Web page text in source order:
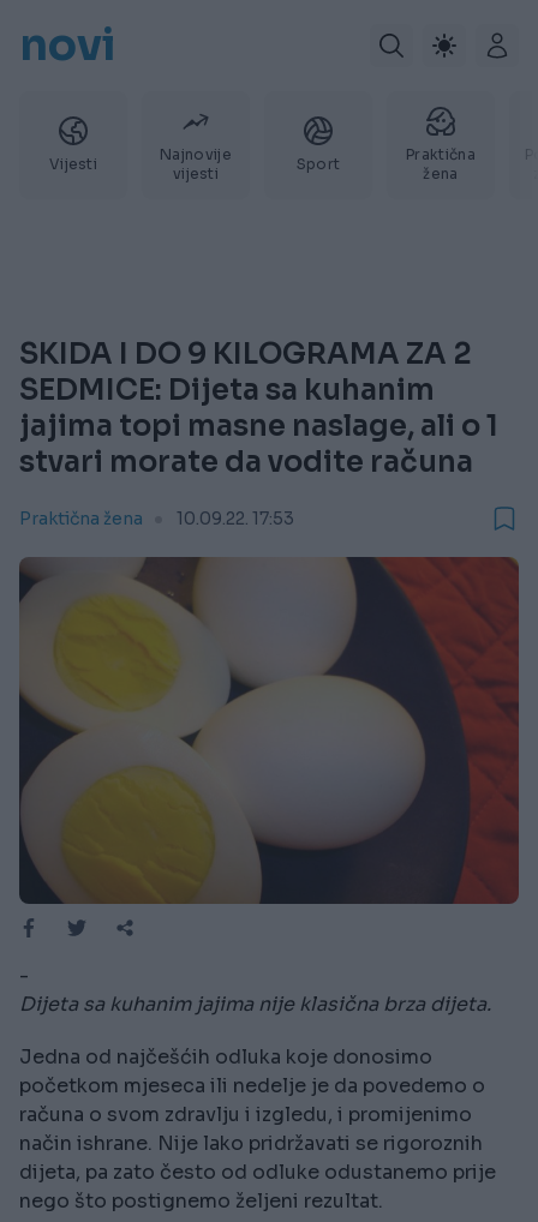
novi
Vijesti
Najnovije
vijesti
Sport
Praktična
žena
SKIDA I DO 9 KILOGRAMA ZA 2
SEDMICE: Dijeta sa kuhanim
jajima topi masne naslage, ali o 1
stvari morate da vodite računa
Praktična žena 10.09.22. 17:53
-
Dijeta sa kuhanim jajima nije klasična brza dijeta.
Jedna od najčešćih odluka koje donosimo
početkom mjeseca ili nedelje je da povedemo o
računa o svom zdravlju i izgledu, i promijenimo
način ishrane. Nije lako pridržavati se rigoroznih
dijeta, pa zato često od odluke odustanemo prije
nego što postignemo željeni rezultat.